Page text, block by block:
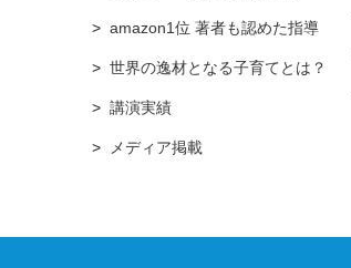
amazon1位 著者も認めた指導
世界の逸材となる子育てとは？
講演実績
メディア掲載